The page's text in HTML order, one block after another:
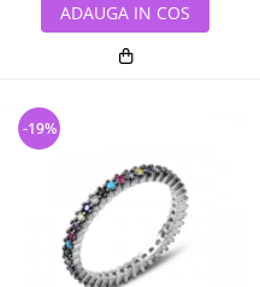
ADAUGA IN COS
-19%